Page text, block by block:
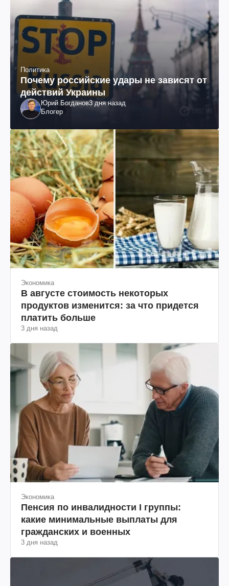
Политика
Почему российские удары не зависят от
действий Украины
Юрий Богданов3 дня назад
Блогер
Экономика
В августе стоимость некоторых
продуктов изменится: за что придется
платить больше
3 дня назад
Экономика
Пенсия по инвалидности I группы:
какие минимальные выплаты для
гражданских и военных
3 дня назад